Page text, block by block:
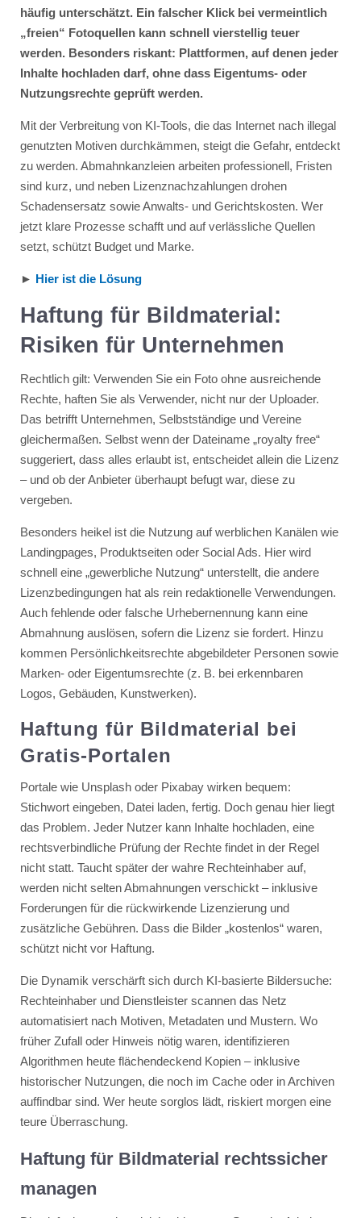
häufig unterschätzt. Ein falscher Klick bei vermeintlich
„freien“ Fotoquellen kann schnell vierstellig teuer
werden. Besonders riskant: Plattformen, auf denen jeder
Inhalte hochladen darf, ohne dass Eigentums- oder
Nutzungsrechte geprüft werden.
Mit der Verbreitung von KI-Tools, die das Internet nach illegal
genutzten Motiven durchkämmen, steigt die Gefahr, entdeckt
zu werden. Abmahnkanzleien arbeiten professionell, Fristen
sind kurz, und neben Lizenznachzahlungen drohen
Schadensersatz sowie Anwalts- und Gerichtskosten. Wer
jetzt klare Prozesse schafft und auf verlässliche Quellen
setzt, schützt Budget und Marke.
► Hier ist die Lösung
Haftung für Bildmaterial:
Risiken für Unternehmen
Rechtlich gilt: Verwenden Sie ein Foto ohne ausreichende
Rechte, haften Sie als Verwender, nicht nur der Uploader.
Das betrifft Unternehmen, Selbstständige und Vereine
gleichermaßen. Selbst wenn der Dateiname „royalty free“
suggeriert, dass alles erlaubt ist, entscheidet allein die Lizenz
– und ob der Anbieter überhaupt befugt war, diese zu
vergeben.
Besonders heikel ist die Nutzung auf werblichen Kanälen wie
Landingpages, Produktseiten oder Social Ads. Hier wird
schnell eine „gewerbliche Nutzung“ unterstellt, die andere
Lizenzbedingungen hat als rein redaktionelle Verwendungen.
Auch fehlende oder falsche Urhebernennung kann eine
Abmahnung auslösen, sofern die Lizenz sie fordert. Hinzu
kommen Persönlichkeitsrechte abgebildeter Personen sowie
Marken- oder Eigentumsrechte (z. B. bei erkennbaren
Logos, Gebäuden, Kunstwerken).
Haftung für Bildmaterial bei
Gratis-Portalen
Portale wie Unsplash oder Pixabay wirken bequem:
Stichwort eingeben, Datei laden, fertig. Doch genau hier liegt
das Problem. Jeder Nutzer kann Inhalte hochladen, eine
rechtsverbindliche Prüfung der Rechte findet in der Regel
nicht statt. Taucht später der wahre Rechteinhaber auf,
werden nicht selten Abmahnungen verschickt – inklusive
Forderungen für die rückwirkende Lizenzierung und
zusätzliche Gebühren. Dass die Bilder „kostenlos“ waren,
schützt nicht vor Haftung.
Die Dynamik verschärft sich durch KI-basierte Bildersuche:
Rechteinhaber und Dienstleister scannen das Netz
automatisiert nach Motiven, Metadaten und Mustern. Wo
früher Zufall oder Hinweis nötig waren, identifizieren
Algorithmen heute flächendeckend Kopien – inklusive
historischer Nutzungen, die noch im Cache oder in Archiven
auffindbar sind. Wer heute sorglos lädt, riskiert morgen eine
teure Überraschung.
Haftung für Bildmaterial rechtssicher
managen